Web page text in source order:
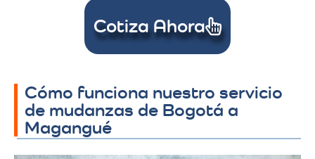
Cotiza Ahora
Cómo funciona nuestro servicio
de mudanzas de Bogotá a
Magangué